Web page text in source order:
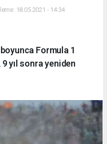
18.05.2021 - 14:34
Formula 1
yıl sonra yeniden